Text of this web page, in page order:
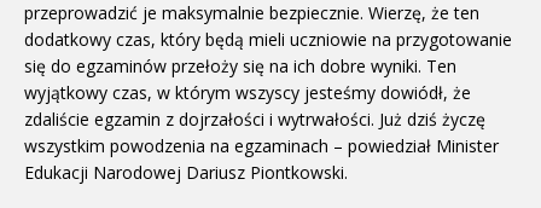
przeprowadzić je maksymalnie bezpiecznie. Wierzę, że ten
dodatkowy czas, który będą mieli uczniowie na przygotowanie
się do egzaminów przełoży się na ich dobre wyniki. Ten
wyjątkowy czas, w którym wszyscy jesteśmy dowiódł, że
zdaliście egzamin z dojrzałości i wytrwałości. Już dziś życzę
wszystkim powodzenia na egzaminach – powiedział Minister
Edukacji Narodowej Dariusz Piontkowski.